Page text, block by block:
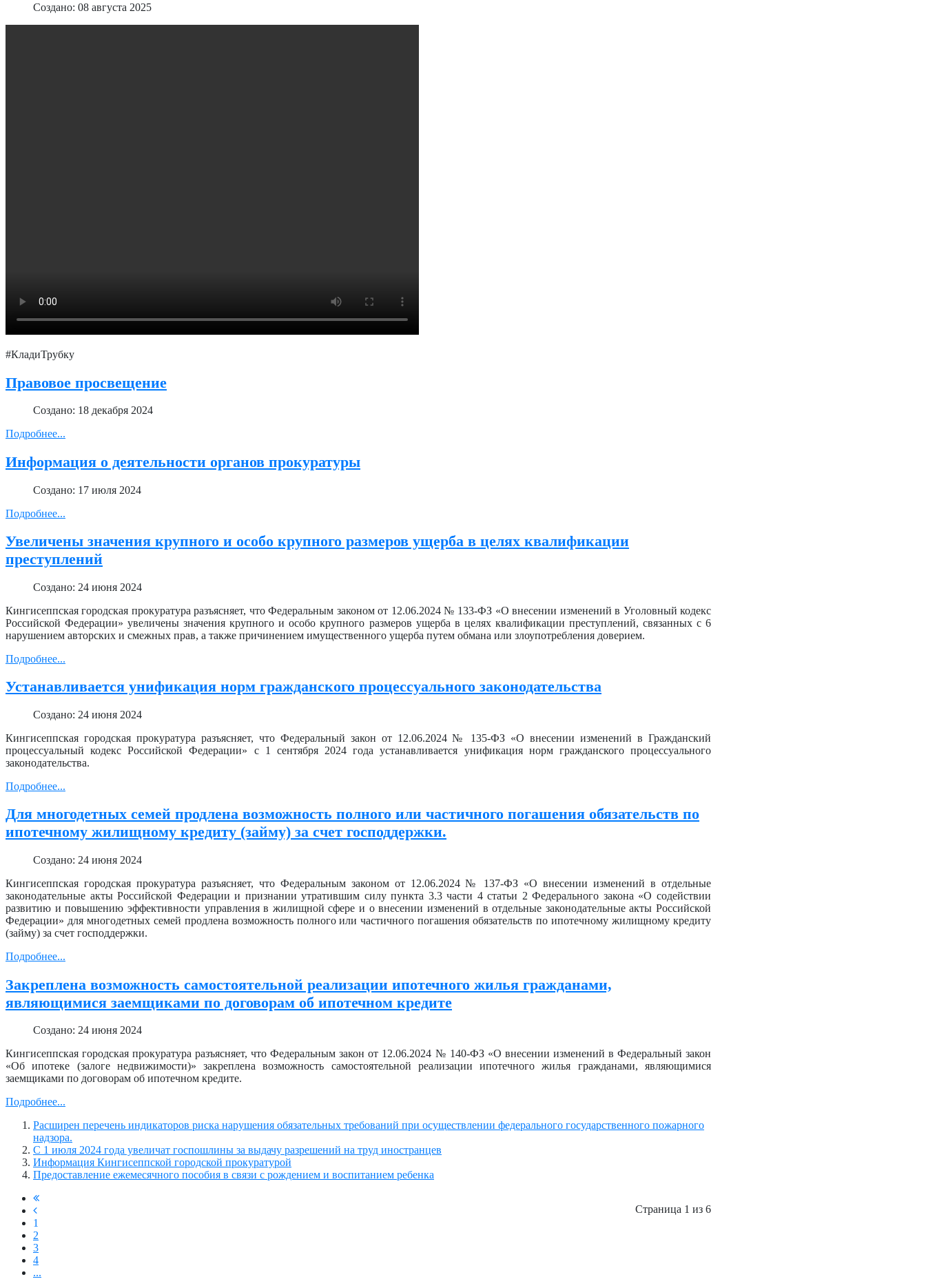
Создано: 08 августа 2025
#КладиТрубку
Правовое просвещение
Создано: 18 декабря 2024
Подробнее...
Информация о деятельности органов прокуратуры
Создано: 17 июля 2024
Подробнее...
Увеличены значения крупного и особо крупного размеров ущерба в целях квалификации
преступлений
Создано: 24 июня 2024
Кингисеппская городская прокуратура разъясняет, что Федеральным законом от 12.06.2024 № 133-ФЗ «О внесении изменений в Уголовный кодекс
Российской Федерации» увеличены значения крупного и особо крупного размеров ущерба в целях квалификации преступлений, связанных с 6
нарушением авторских и смежных прав, а также причинением имущественного ущерба путем обмана или злоупотребления доверием.
Подробнее...
Устанавливается унификация норм гражданского процессуального законодательства
Создано: 24 июня 2024
Кингисеппская городская прокуратура разъясняет, что Федеральный закон от 12.06.2024 № 135-ФЗ «О внесении изменений в Гражданский
процессуальный кодекс Российской Федерации» с 1 сентября 2024 года устанавливается унификация норм гражданского процессуального
законодательства.
Подробнее...
Для многодетных семей продлена возможность полного или частичного погашения обязательств по
ипотечному жилищному кредиту (займу) за счет господдержки.
Создано: 24 июня 2024
Кингисеппская городская прокуратура разъясняет, что Федеральным законом от 12.06.2024 № 137-ФЗ «О внесении изменений в отдельные
законодательные акты Российской Федерации и признании утратившим силу пункта 3.3 части 4 статьи 2 Федерального закона «О содействии
развитию и повышению эффективности управления в жилищной сфере и о внесении изменений в отдельные законодательные акты Российской
Федерации» для многодетных семей продлена возможность полного или частичного погашения обязательств по ипотечному жилищному кредиту
(займу) за счет господдержки.
Подробнее...
Закреплена возможность самостоятельной реализации ипотечного жилья гражданами,
являющимися заемщиками по договорам об ипотечном кредите
Создано: 24 июня 2024
Кингисеппская городская прокуратура разъясняет, что Федеральным закон от 12.06.2024 № 140-ФЗ «О внесении изменений в Федеральный закон
«Об ипотеке (залоге недвижимости)» закреплена возможность самостоятельной реализации ипотечного жилья гражданами, являющимися
заемщиками по договорам об ипотечном кредите.
Подробнее...
Расширен перечень индикаторов риска нарушения обязательных требований при осуществлении федерального государственного пожарного
надзора.
С 1 июля 2024 года увеличат госпошлины за выдачу разрешений на труд иностранцев
Информация Кингисеппской городской прокуратурой
Предоставление ежемесячного пособия в связи с рождением и воспитанием ребенка
Страница 1 из 6
1
2
3
4
...